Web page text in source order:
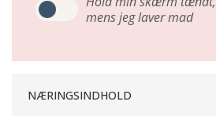
mens jeg laver mad
NÆRINGSINDHOLD